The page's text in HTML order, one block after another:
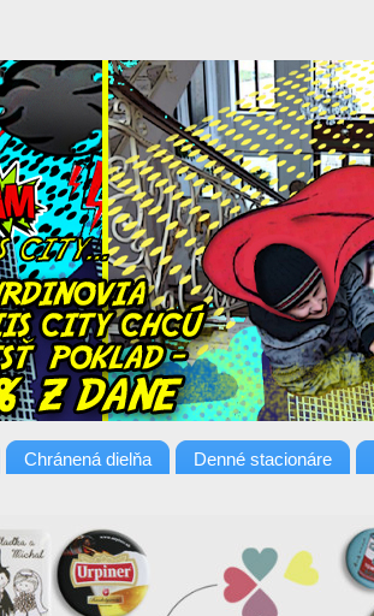
Chránená dielňa Denné stacionáre